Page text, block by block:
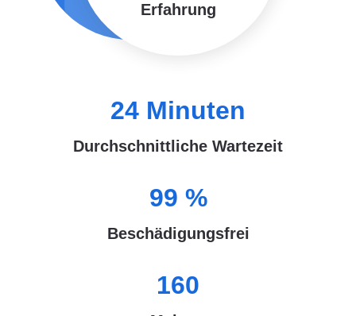
Erfahrung
24 Minuten
Durchschnittliche Wartezeit
99 %
Beschädigungsfrei
160